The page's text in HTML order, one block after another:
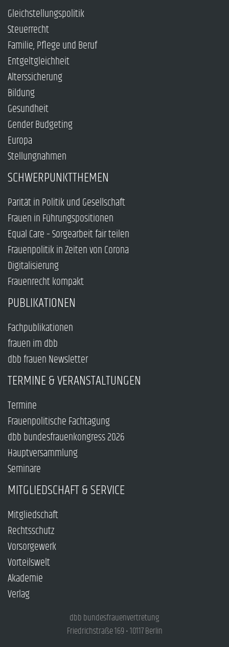
Gleichstellungspolitik
Steuerrecht
Familie, Pflege und Beruf
Entgeltgleichheit
Alterssicherung
Bildung
Gesundheit
Gender Budgeting
Europa
Stellungnahmen
SCHWERPUNKTTHEMEN
Parität in Politik und Gesellschaft
Frauen in Führungspositionen
Equal Care – Sorgearbeit fair teilen
Frauenpolitik in Zeiten von Corona
Digitalisierung
Frauenrecht kompakt
PUBLIKATIONEN
Fachpublikationen
frauen im dbb
dbb frauen Newsletter
TERMINE & VERANSTALTUNGEN
Termine
Frauenpolitische Fachtagung
dbb bundesfrauenkongress 2026
Hauptversammlung
Seminare
MITGLIEDSCHAFT & SERVICE
Mitgliedschaft
Rechtsschutz
Vorsorgewerk
Vorteilswelt
Akademie
Verlag
dbb bundesfrauenvertretung
Friedrichstraße 169 • 10117 Berlin